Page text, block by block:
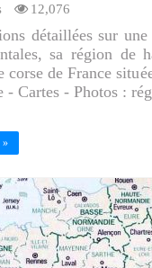
12,076
détaillées sur
sa région
corse de France
- Cartes - Photos :
»